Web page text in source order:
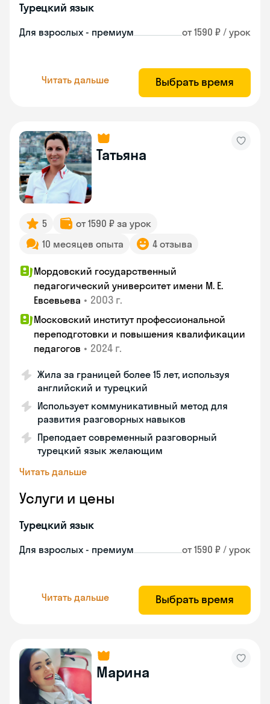
Турецкий язык
Для взрослых - премиум от 1590 ₽ / урок
Читать дальше Выбрать время
Татьяна
5
от 1590 ₽ за урок
10 месяцев опыта
4 отзыва
Мордовский государственный
педагогический университет имени М. Е.
Евсевьева • 2003 г.
Московский институт профессиональной
переподготовки и повышения квалификации
педагогов • 2024 г.
Жила за границей более 15 лет, используя
английский и турецкий
Использует коммуникативный метод для
развития разговорных навыков
Преподает современный разговорный
турецкий язык желающим
Читать дальше
Услуги и цены
Турецкий язык
Для взрослых - премиум от 1590 ₽ / урок
Читать дальше Выбрать время
Марина